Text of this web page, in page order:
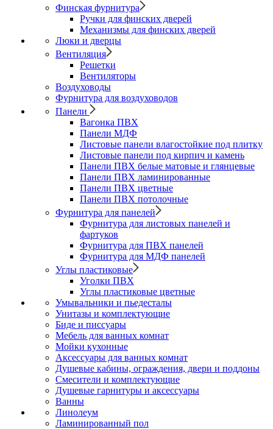
Финская фурнитура
Ручки для финских дверей
Механизмы для финских дверей
Люки и дверцы
Вентиляция
Решетки
Вентиляторы
Воздуховоды
Фурнитура для воздуховодов
Панели
Вагонка ПВХ
Панели МДФ
Листовые панели влагостойкие под плитку
Листовые панели под кирпич и камень
Панели ПВХ белые матовые и глянцевые
Панели ПВХ ламинированные
Панели ПВХ цветные
Панели ПВХ потолочные
Фурнитура для панелей
Фурнитура для листовых панелей и
фартуков
Фурнитура для ПВХ панелей
Фурнитура для МДФ панелей
Углы пластиковые
Уголки ПВХ
Углы пластиковые цветные
Умывальники и пьедесталы
Унитазы и комплектующие
Биде и писсуары
Мебель для ванных комнат
Мойки кухонные
Аксессуары для ванных комнат
Душевые кабины, ограждения, двери и поддоны
Смесители и комплектующие
Душевые гарнитуры и аксессуары
Ванны
Линолеум
Ламинированный пол